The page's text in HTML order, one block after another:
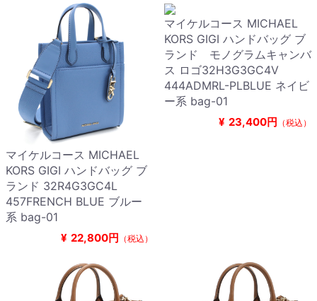
マイケルコース MICHAEL
KORS GIGI ハンドバッグ ブ
ランド 32R4G3GC4L
457FRENCH BLUE ブルー
系 bag-01
¥ 22,800円 （税込）
マイケルコース MICHAEL
KORS GIGI ハンドバッグ ブ
ランド モノグラムキャンバ
ス ロゴ32H3G3GC4V
444ADMRL-PLBLUE ネイビ
ー系 bag-01
¥ 23,400円 （税込）